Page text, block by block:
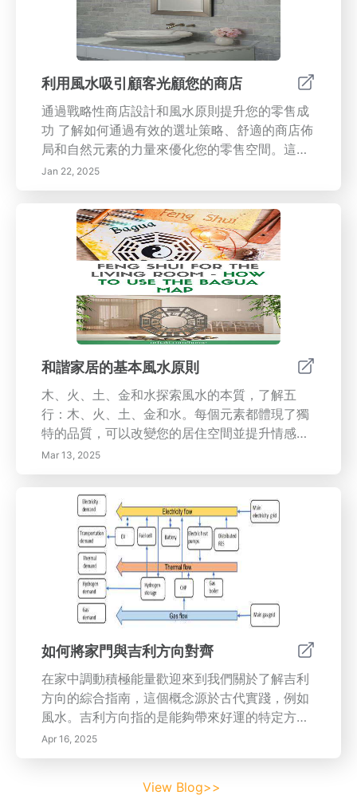
利用風水吸引顧客光顧您的商店
通過戰略性商店設計和風水原則提升您的零售成
功 了解如何通過有效的選址策略、舒適的商店佈
局和自然元素的力量來優化您的零售空間。這個
全面的指南涵蓋了從顏色心理學和產品陳列到能
夠增強顧客體驗和滿意度的感官參與技術。發現
鏡子和照明在創造宜人氛圍中的重要性，以及可
以提升您品牌形象的風水實用應用。深入體驗芳
香、聲音和視覺展示技術的迷人感官體驗，旨在
吸引顧客並促進持久的忠誠度。轉變您的零售環
境，以有效吸引顧客並最大化銷售潛力。
Jan 22, 2025
和諧家居的基本風水原則
木、火、土、金和水探索風水的本質，了解五
行：木、火、土、金和水。每個元素都體現了獨
特的品質，可以改變您的居住空間並提升情感健
康。了解每個元素——木：象徵著成長和創造
力，對於培養您的環境至關重要。加入木裝飾和
植物以帶來新鮮感。- 火：代表激情和轉變。使
用紅色和黃色等溫暖顏色來激活您的空間並激發
熱情。- 土：體現穩定和養分。土色調和材料可
以穩固您的家，促進聯繫和安全感。- 金：象徵
清晰和組織。整合金屬元素促進專注和效率，同
時用更柔和的材料保持溫暖。- 水：象徵豐盛和
情感深度。藍色和黑色調，以及水景，可以營造
寧靜的氛圍。掌握氣與增強能量流動理解氣——
生命能量，對於在您的空間中創造和諧至關重
要。通過清除雜物和戰略性地安排環境，您可以
增強氣流，從而形成一個和諧的家。八卦圖：風
水藍圖利用八卦圖識別您居住空間中的能量流
動。每個部分與財富和人際關係等不同生活方面
相關聯，幫助您創造一個和諧的環境。顏色的力
量利用色彩心理學來影響您家中的情緒和行為。
Mar 13, 2025
如何將家門與吉利方向對齊
在家中調動積極能量歡迎來到我們關於了解吉利
方向的綜合指南，這個概念源於古代實踐，例如
風水。吉利方向指的是能夠帶來好運的特定方
位。
Apr 16, 2025
View Blog>>